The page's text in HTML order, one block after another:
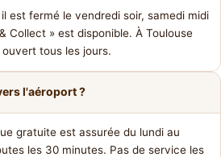
est fermé le vendredi soir, samedi midi
Collect » est disponible. À Toulouse
tous les jours.
l'aéroport ?
gratuite est assurée du lundi au
les 30 minutes. Pas de service les